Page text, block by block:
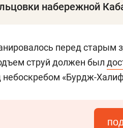
набережной
перед старым
струй должен был
небоскребом «Бурдж-